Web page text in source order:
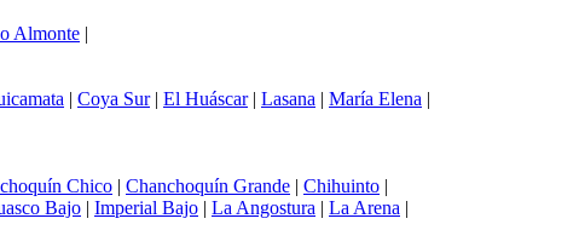
Almonte |
| Coya Sur| El Huáscar| Lasana | María Elena |
Chico | Chanchoquín Grande | Chihuinto |
Bajo | Imperial Bajo | La Angostura | La Arena |